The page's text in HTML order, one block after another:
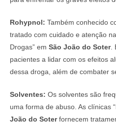
Rohypnol: Também conhecido
tratado com cuidado e atenção
Drogas” em São João do Soter.
pacientes a lidar com os efeitos
dessa droga, além de combater
Solventes: Os solventes são
uma forma de abuso. As clínicas
João do Soterfornecem